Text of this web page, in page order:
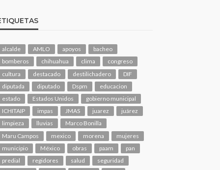
alcalde AMLO apoyos
bacheo
bomberos
chihuahua clima
congreso
cultura
destacado destilichadero
DIF
diputada
diputado Dspm
educacion
estado
Estados Unidos
gobierno municipal
ICHITAIP
impas JMAS juarez
juárez
limpieza
lluvias
Marco Bonilla
Maru Campos
mexico morena
mujeres
municipio
México obras paam
pan
predial
regidores salud
seguridad